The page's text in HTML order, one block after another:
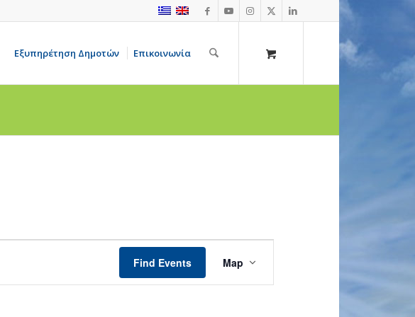
Εξυπηρέτηση Δημοτών Επικοινωνία
Find Events
Views
Map